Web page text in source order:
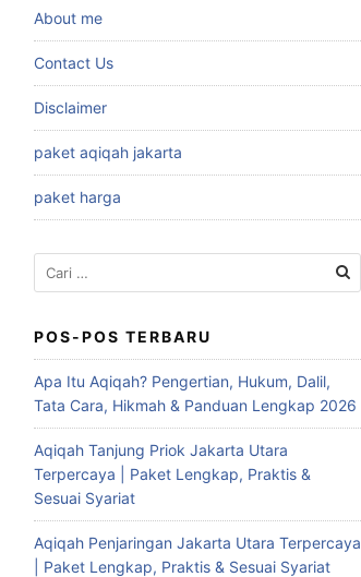
About me
Contact Us
Disclaimer
paket aqiqah jakarta
paket harga
Cari
untuk:
POS-POS TERBARU
Apa Itu Aqiqah? Pengertian, Hukum, Dalil,
Tata Cara, Hikmah & Panduan Lengkap 2026
Aqiqah Tanjung Priok Jakarta Utara
Terpercaya | Paket Lengkap, Praktis &
Sesuai Syariat
Aqiqah Penjaringan Jakarta Utara Terpercaya
| Paket Lengkap, Praktis & Sesuai Syariat